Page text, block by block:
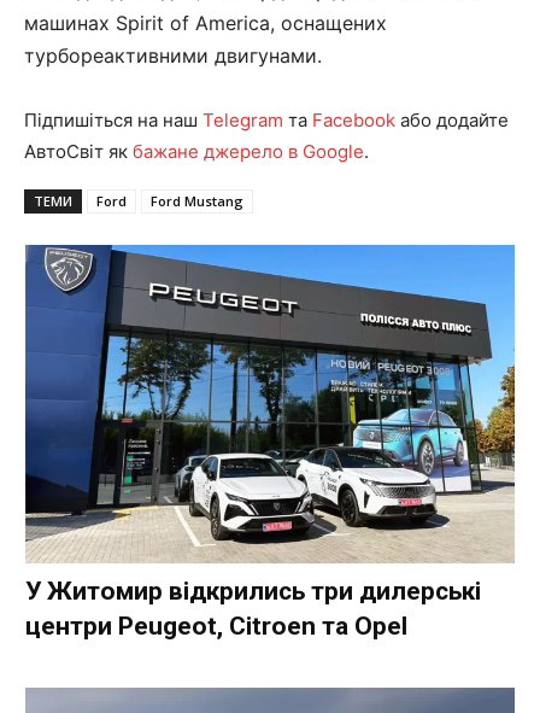
машинах Spirit of America, оснащених
турбореактивними двигунами.
Підпишіться на наш Telegram та Facebook або додайте
АвтоСвіт як бажане джерело в Google.
ТЕМИ Ford Ford Mustang
У Житомир відкрились три дилерські
центри Peugeot, Citroen та Opel